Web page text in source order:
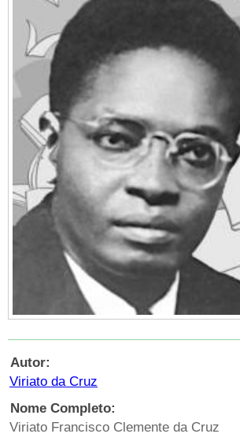
Autor:
Viriato da Cruz
Nome Completo:
Viriato Francisco Clemente da Cruz